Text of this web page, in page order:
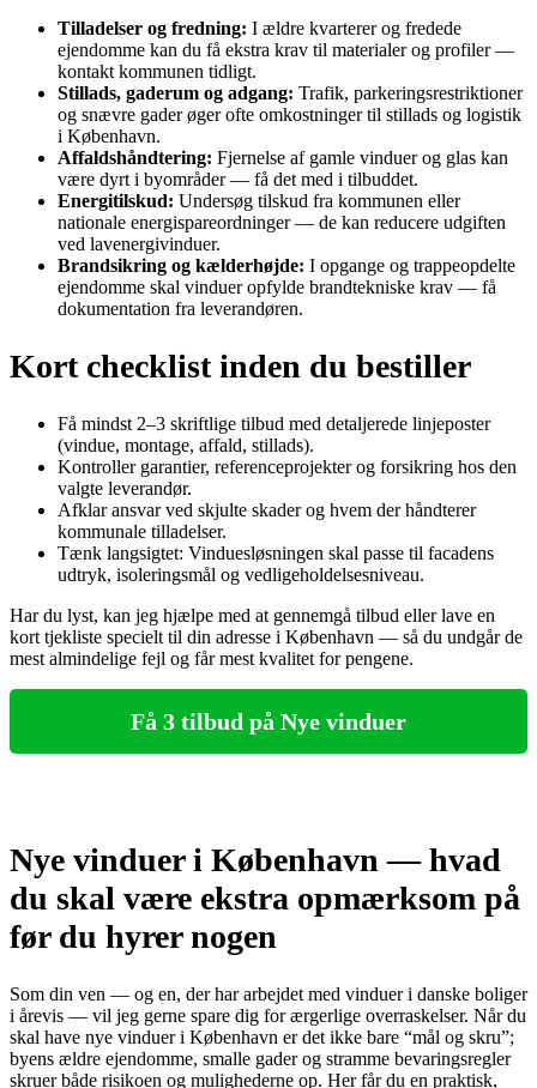
Tilladelser og fredning: I ældre kvarterer og fredede
ejendomme kan du få ekstra krav til materialer og profiler —
kontakt kommunen tidligt.
Stillads, gaderum og adgang: Trafik, parkeringsrestriktioner
og snævre gader øger ofte omkostninger til stillads og logistik
i København.
Affaldshåndtering: Fjernelse af gamle vinduer og glas kan
være dyrt i byområder — få det med i tilbuddet.
Energitilskud: Undersøg tilskud fra kommunen eller
nationale energispareordninger — de kan reducere udgiften
ved lavenergivinduer.
Brandsikring og kælderhøjde: I opgange og trappeopdelte
ejendomme skal vinduer opfylde brandtekniske krav — få
dokumentation fra leverandøren.
Kort checklist inden du bestiller
Få mindst 2–3 skriftlige tilbud med detaljerede linjeposter
(vindue, montage, affald, stillads).
Kontroller garantier, referenceprojekter og forsikring hos den
valgte leverandør.
Afklar ansvar ved skjulte skader og hvem der håndterer
kommunale tilladelser.
Tænk langsigtet: Vinduesløsningen skal passe til facadens
udtryk, isoleringsmål og vedligeholdelsesniveau.
Har du lyst, kan jeg hjælpe med at gennemgå tilbud eller lave en
kort tjekliste specielt til din adresse i København — så du undgår de
mest almindelige fejl og får mest kvalitet for pengene.
Få 3 tilbud på Nye vinduer
Nye vinduer i København — hvad
du skal være ekstra opmærksom på
før du hyrer nogen
Som din ven — og en, der har arbejdet med vinduer i danske boliger
i årevis — vil jeg gerne spare dig for ærgerlige overraskelser. Når du
skal have nye vinduer i København er det ikke bare “mål og skru”;
byens ældre ejendomme, smalle gader og stramme bevaringsregler
skruer både risikoen og mulighederne op. Her får du en praktisk,